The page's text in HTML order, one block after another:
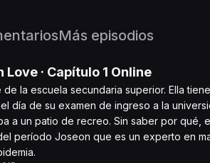
Más episodios
Love · Capítulo 1 Online
de la escuela secundaria superior. Ella
día de su examen de ingreso a la
a un patio de recreo. Sin saber por
período Joseon que es un experto en